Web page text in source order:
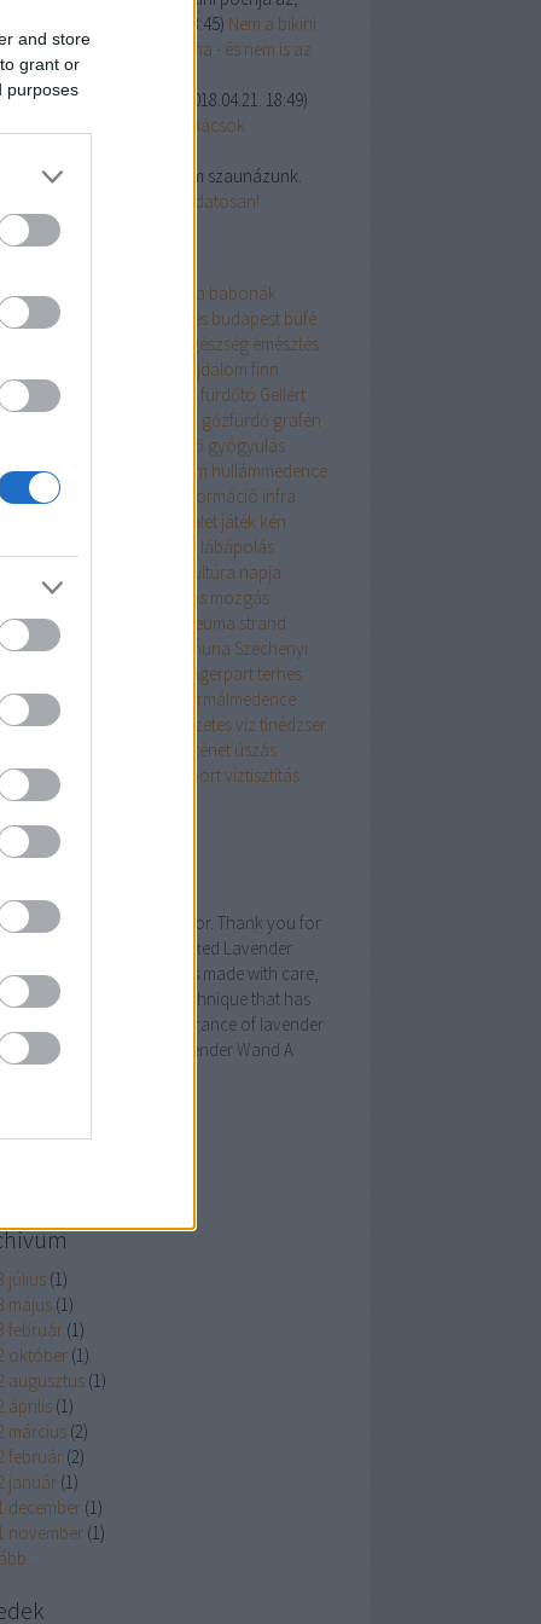
and store
grant or
purposes
2018.09.18. 13:45) Nem a bikini
első botrányos fürdőruha - és nem is az
Formaldehid veszélyes. 2018.04.21. 18:49)
szólunk! Lábápolási tanácsok
Fürdőruhában nem szaunázunk.
Szaunázz tudatosan!
Afrika a víz világnapja babonák
betegségmegelőzés budapest büfé
egészség emésztés
fájdalom finn
fürdés fürdőtó Gellért
Gellért hotel gőzfürdő grafén
gyógyfürdő gyógyulás
háttér hullám hullámmedence
illemtan információ infra
ízület játék kén
lábápolás
magyar fürdőkultúra napja
medence megtisztulás mozgás
nyár reuma strand
éjszakája
szanuna Széchenyi
tengerpartterhes
termál
termálmedence
termékenység természetes víz tinédzser
történet úszás
várandós vízisportvíztisztítás
Címkefelhő
Story of Your Lavender Wand
to The Celtic Navigator. Thank you for
a home to this handcrafted Lavender
This small keepsake was made with care,
a traditional weaving technique that has
the beauty and fragrance of lavender
generations. What is a Lavender Wand A
július (1)
május (1)
február (1)
október (1)
augusztus (1)
április (1)
március (2)
február (2)
január (1)
december (1)
november (1)
...